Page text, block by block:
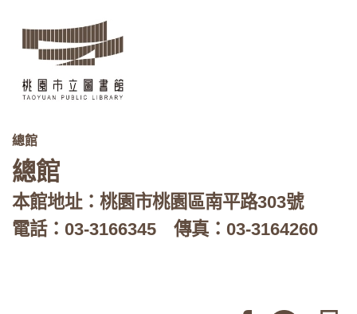
總館
總館
本館地址：桃園市桃園區南平路303號
電話： 03-3166345 傳真： 03-3164260